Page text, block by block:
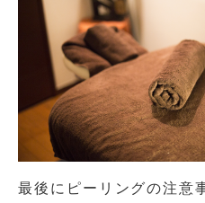
最後にピーリングの注意